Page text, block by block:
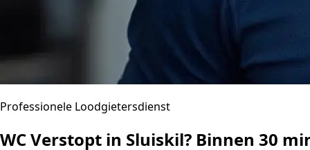
Professionele Loodgietersdienst
WC Verstopt in Sluiskil? Binnen 30